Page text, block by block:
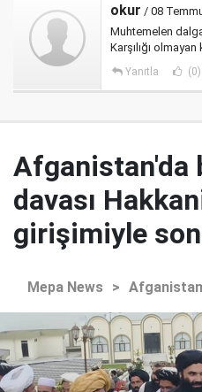
okur / 08
Muhtemelen
Karşılığı
Yanıtla (0)
Afganistan'da
davası
girişimiyle
Mepa News > Afganistan